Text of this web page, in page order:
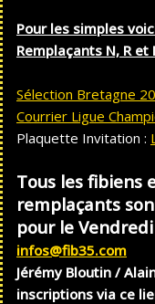
Pour les simples
Remplaçants N, R et
Sélection Bretagne
Courrier Ligue
Plaquette Invitation :
Tous les fibiens
remplaçants
pour le
infos@fib35.com
Jérémy Bloutin /
inscriptions via ce